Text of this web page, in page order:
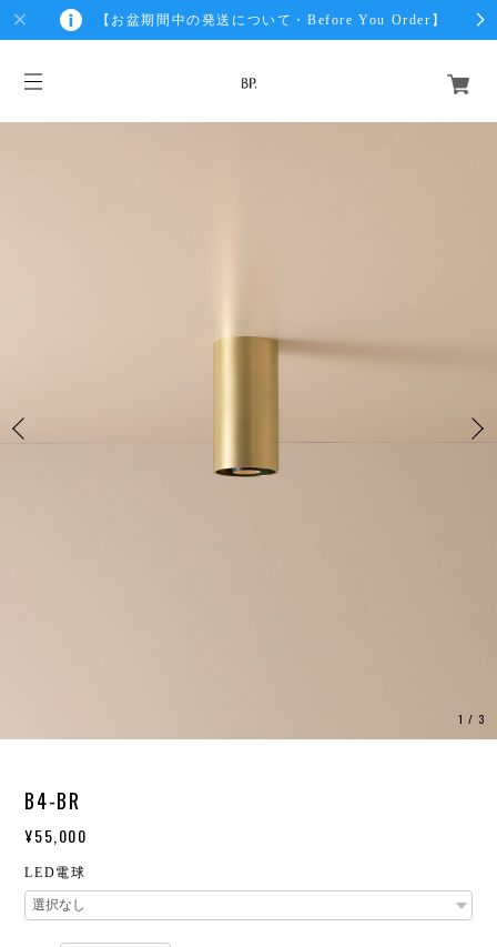
【お盆期間中の発送について・Before You Order】
1 / 3
B4-BR
¥55,000
LED電球